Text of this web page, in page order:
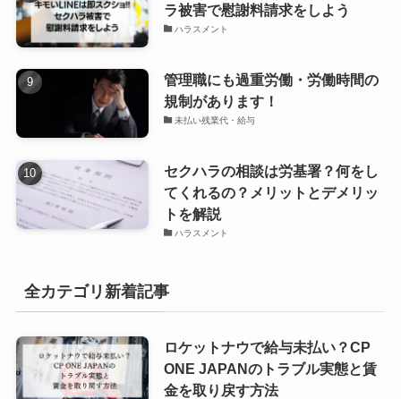
ラ被害で慰謝料請求をしよう
ハラスメント
管理職にも過重労働・労働時間の
規制があります！
未払い残業代・給与
セクハラの相談は労基署？何をし
てくれるの？メリットとデメリッ
トを解説
ハラスメント
全カテゴリ新着記事
ロケットナウで給与未払い？CP
ONE JAPANのトラブル実態と賃
金を取り戻す方法